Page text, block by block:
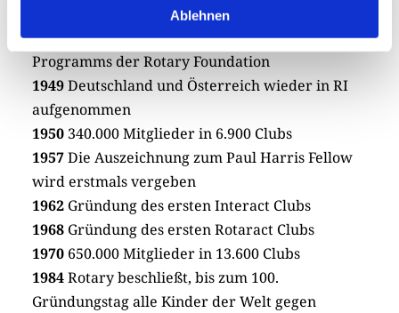
Ablehnen
Paul Harris aus aller Welt eintreffenden
Spenden führen zum Aufbau des Stipendien-
Programms der Rotary Foundation
1949Deutschland und Österreich wieder in RI
aufgenommen
1950 340.000 Mitglieder in 6.900 Clubs
1957Die Auszeichnung zum Paul Harris Fellow
wird erstmals vergeben
1962 Gründung des ersten Interact Clubs
1968 Gründung des ersten Rotaract Clubs
1970 650.000 Mitglieder in 13.600 Clubs
1984Rotary beschließt, bis zum 100.
Gründungstag alle Kinder der Welt gegen